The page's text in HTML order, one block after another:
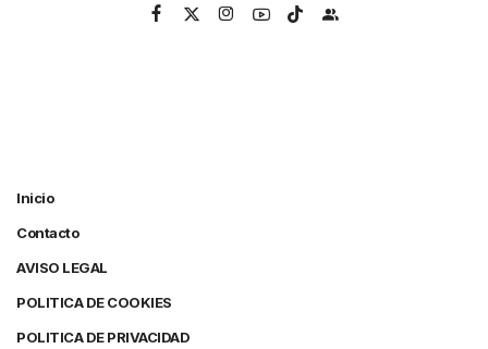
Inicio
Contacto
AVISO LEGAL
POLITICA DE COOKIES
POLITICA DE PRIVACIDAD